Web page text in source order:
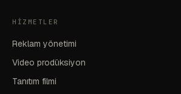
HIZMETLER
Reklam yönetimi
Video prodüksiyon
Tanıtım filmi